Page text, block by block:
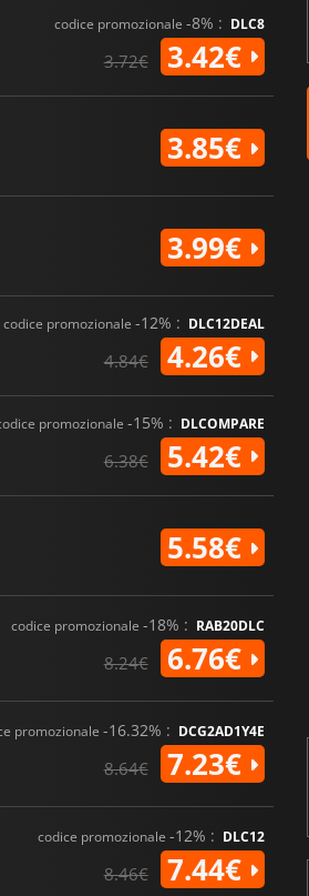
codice promozionale -8% : DLC8
3.72€ 3.42€
3.85€
3.99€
codice promozionale -12% : DLC12DEAL
4.84€ 4.26€
promozionale -15% : DLCOMPARE
6.38€ 5.42€
5.58€
codice promozionale -18% : RAB20DLC
8.24€ 6.76€
promozionale -16.32% : DCG2AD1Y4E
8.64€ 7.23€
codice promozionale -12% : DLC12
8.46€ 7.44€